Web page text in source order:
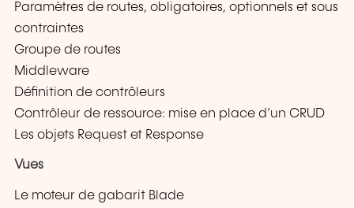
Paramètres de routes, obligatoires, optionnels et sous
contraintes
Groupe de routes
Middleware
Définition de contrôleurs
Contrôleur de ressource: mise en place d’un CRUD
Les objets Request et Response
Vues
Le moteur de gabarit Blade